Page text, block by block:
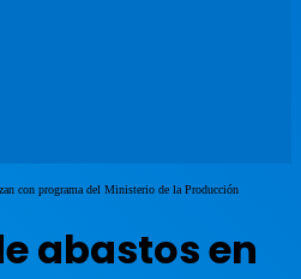
con programa del Ministerio de la Producción
abastos en